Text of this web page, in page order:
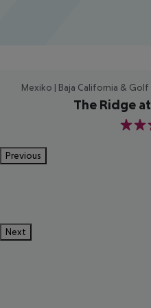
Mexiko | Baja California &
The Ridge
5
Previous
Next